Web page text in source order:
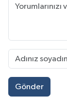
Gönder